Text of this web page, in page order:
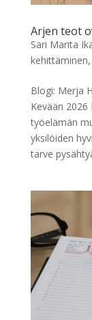
Arjen teot
Sari Marita
kehittäminen,
Blogi: Merja
Kevään
työelämän
yksilöiden
tarve